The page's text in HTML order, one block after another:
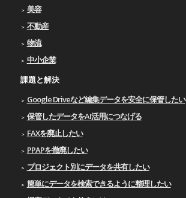
美容
不動産
物流
中小企業
課題と解決
Google Driveなど編集データを安全に保管したい
保管したデータをAI活用につなげる
FAXを廃止したい
PPAPを撤廃したい
プロジェクト別にデータを共有したい
簡単にデータを検索できるように整理したい